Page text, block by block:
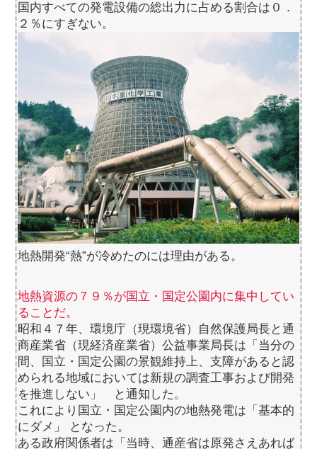
国内すべての発電設備の総出力に占める割合は０．
２％にすぎない。
地熱開発“熱”が冷めたのには理由がある。
地熱資源の７９％が国立・国定公園内に集中してい
ることだ。
昭和４７年、環境庁（現環境省）自然保護局長と通
商産業省（現経済産業省）公益事業局長は「当分の
間、国立・国定公園の景観維持上、支障があると認
められる地域においては新規の調査工事および開発
を推進しない」 と通知した。
これにより国立・国定公園内の地熱発電は「基本的
にダメ」 となった。
ある政府関係者は「当時、通産省は原発さえあれば